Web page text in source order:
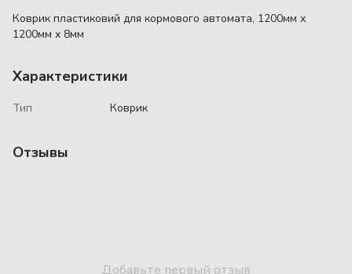
Коврик пластиковий для кормового автомата, 1200мм х
1200мм х 8мм
Характеристики
Тип Коврик
Отзывы
Добавьте первый отзыв